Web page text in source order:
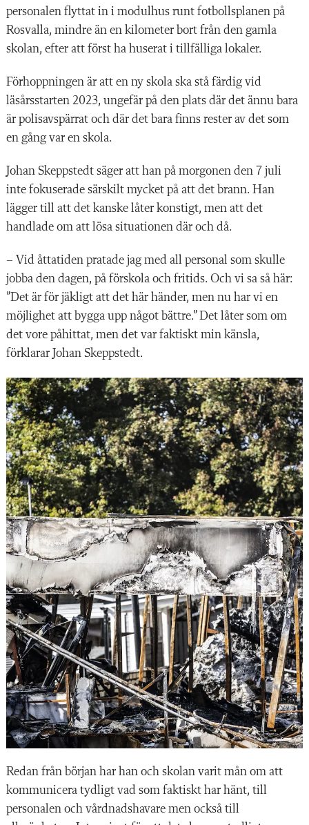
personalen flyttat in i modulhus runt fotbollsplanen på
Rosvalla, mindre än en kilometer bort från den gamla
skolan, efter att först ha huserat i tillfälliga lokaler.
Förhoppningen är att en ny skola ska stå färdig vid
läsårsstarten 2023, ungefär på den plats där det ännu bara
är polisavspärrat och där det bara finns rester av det som
en gång var en skola.
Johan Skeppstedt säger att han på morgonen den 7 juli
inte fokuserade särskilt mycket på att det brann. Han
lägger till att det kanske låter konstigt, men att det
handlade om att lösa situationen där och då.
– Vid åttatiden pratade jag med all personal som skulle
jobba den dagen, på förskola och fritids. Och vi sa så här:
”Det är för jäkligt att det här händer, men nu har vi en
möjlighet att bygga upp något bättre.” Det låter som om
det vore påhittat, men det var faktiskt min känsla,
förklarar Johan Skeppstedt.
Redan från början har han och skolan varit mån om att
kommunicera tydligt vad som faktiskt har hänt, till
personalen och vårdnadshavare men också till